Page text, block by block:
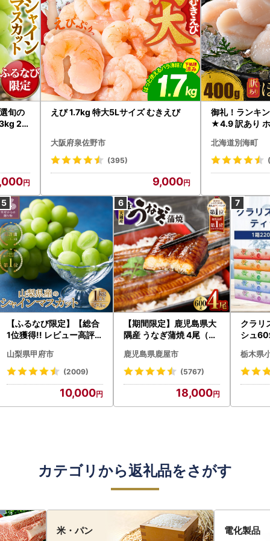
旬の
2
えび 1.7kg 特大5Lサイズ むきえび
大阪府泉佐野市
(395)
9,000
御礼！ランキ
★4.9 訳あり
北海道別海町
【ふるなび限定】【総合
1位獲得!! レビュー高評価
〉山梨県産 シャインマス
カット 2～3房（1.0kg以
N-Limited-SP
山梨県甲府市
(2009)
10,000
【期間限定】鹿児島県大
隅産 うなぎ蒲焼 4尾（60
cp18 うなぎ 鰻 魚 惣菜 総
菜
鹿児島県鹿屋市
(5767)
18,000
クラリ
シュ
ト)【
・沖縄
栃木県
カテゴリから返礼品をさがす
米・パン 電化製品